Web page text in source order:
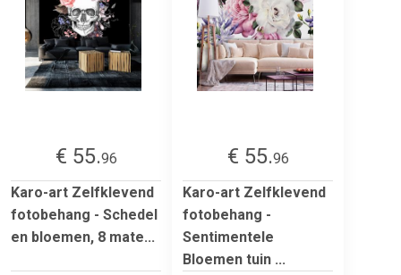
€ 55.96
Karo-art Zelfklevend
fotobehang - Schedel
en bloemen, 8 mate...
€ 55.96
Karo-art Zelfklevend
fotobehang -
Sentimentele
Bloemen tuin ...